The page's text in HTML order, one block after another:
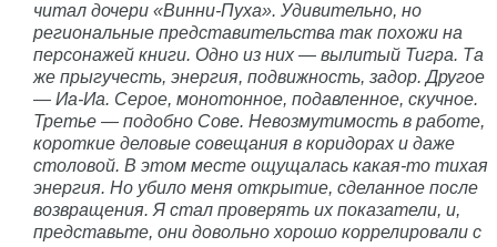
читал дочери «Винни-Пуха». Удивительно, но
региональные представительства так похожи на
персонажей книги. Одно из них — вылитый Тигра. Та
же прыгучесть, энергия, подвижность, задор. Другое
— Иа-Иа. Серое, монотонное, подавленное, скучное.
Третье — подобно Сове. Невозмутимость в работе,
короткие деловые совещания в коридорах и даже
столовой. В этом месте ощущалась какая-то тихая
энергия. Но убило меня открытие, сделанное после
возвращения. Я стал проверять их показатели, и,
представьте, они довольно хорошо коррелировали с